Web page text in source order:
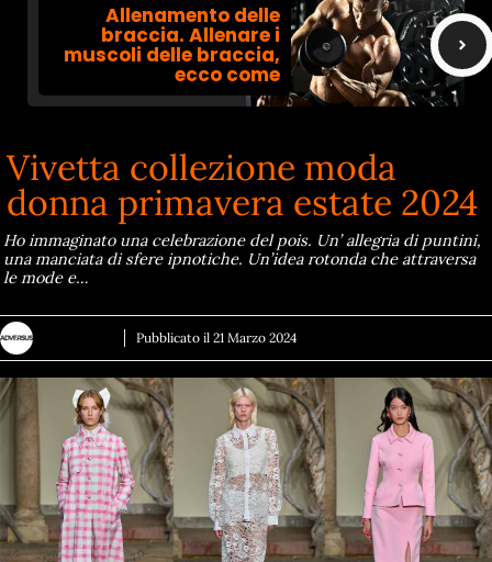
Allenamento delle
braccia. Allenare i
muscoli delle braccia,
ecco come
Vivetta collezione moda
donna primavera estate 2024
Ho immaginato una celebrazione del pois. Un’ allegria di puntini,
una manciata di sfere ipnotiche. Un’idea rotonda che attraversa
le mode e…
Pubblicato il 21 Marzo 2024